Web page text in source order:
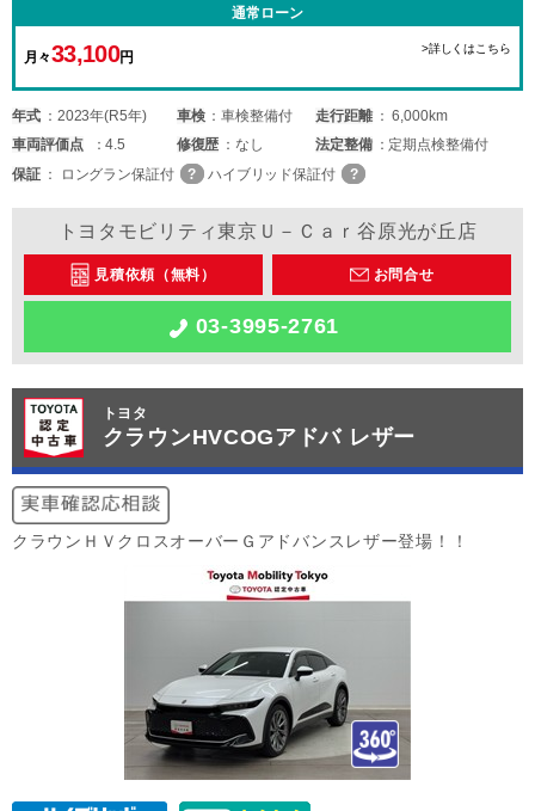
通常ローン
月々33,100円
>詳しくはこちら
年式 2023年(R5年) 車検 車検整備付 走行距離
6,000km
車両評価点 4.5 修復歴 なし 法定整備
定期点検整備付
保証
ロングラン保証付 ハイブリッド保証付
トヨタモビリティ東京Ｕ－Ｃａｒ谷原光が丘店
見積依頼（無料） お問合せ
03-3995-2761
トヨタ
クラウンHVCOGアドバ レザー
クラウンＨＶクロスオーバーＧアドバンスレザー登場！！